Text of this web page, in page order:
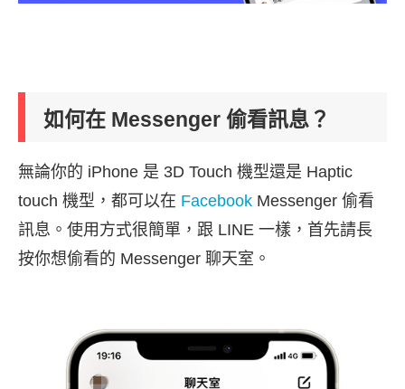
如何在 Messenger 偷看訊息？
無論你的 iPhone 是 3D Touch 機型還是 Haptic
touch 機型，都可以在 Facebook Messenger 偷看
訊息。使用方式很簡單，跟 LINE 一樣，首先請長
按你想偷看的 Messenger 聊天室。